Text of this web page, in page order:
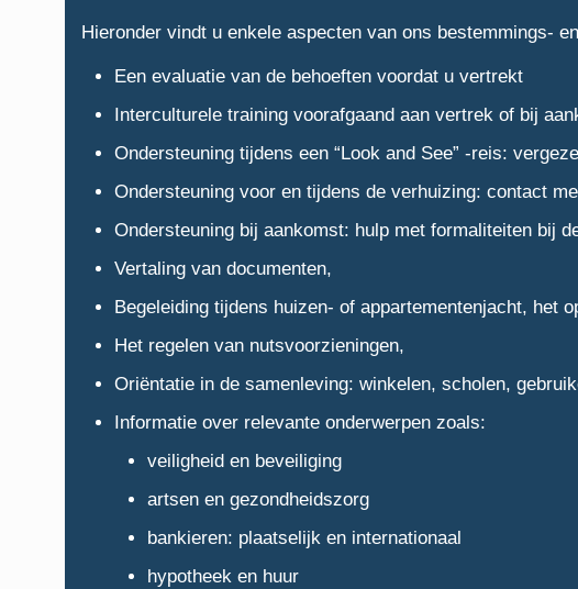
Hieronder vindt u enkele aspecten van ons bestemmings-
Een evaluatie van de behoeften voordat u vertrekt
Interculturele training voorafgaand aan vertrek of bij
Ondersteuning tijdens een “Look and See” -reis:
Ondersteuning voor en tijdens de verhuizing: contact
Ondersteuning bij aankomst: hulp met formaliteiten bij
Vertaling van documenten,
Begeleiding tijdens huizen- of appartementenjacht, het
Het regelen van nutsvoorzieningen,
Oriëntatie in de samenleving: winkelen, scholen,
Informatie over relevante onderwerpen zoals:
veiligheid en beveiliging
artsen en gezondheidszorg
bankieren: plaatselijk en internationaal
hypotheek en huur